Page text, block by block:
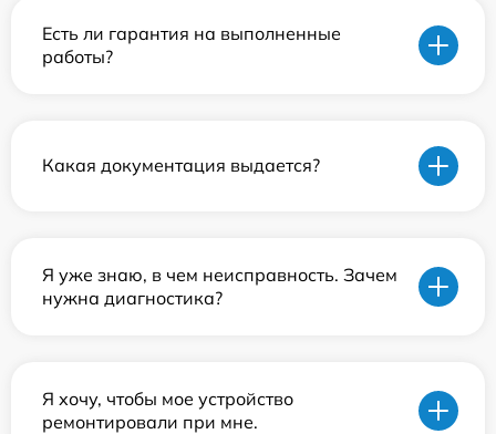
Есть ли гарантия на выполненные
работы?
Какая документация выдается?
Я уже знаю, в чем неисправность. Зачем
нужна диагностика?
Я хочу, чтобы мое устройство
ремонтировали при мне.